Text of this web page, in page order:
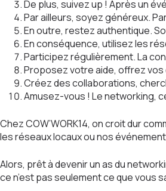
De plus, suivez up ! Après un
Par ailleurs, soyez généreux.
En outre, restez authentique.
En conséquence, utilisez les
Participez régulièrement. La
Proposez votre aide, offrez vos
Créez des collaborations,
Amusez-vous ! Le networking,
Chez COW’WORK14, on croit dur
les réseaux locaux ou nos
Alors, prêt à devenir un as du
ce n’est pas seulement ce que vous